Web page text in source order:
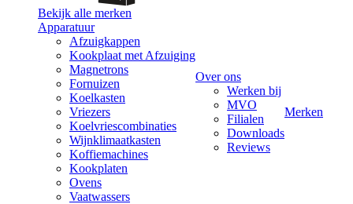
Bekijk alle merken
Apparatuur
Afzuigkappen
Kookplaat met Afzuiging
Magnetrons
Fornuizen
Koelkasten
Vriezers
Koelvriescombinaties
Wijnklimaatkasten
Koffiemachines
Kookplaten
Ovens
Vaatwassers
Over ons
Werken bij
MVO
Filialen
Downloads
Reviews
Merken